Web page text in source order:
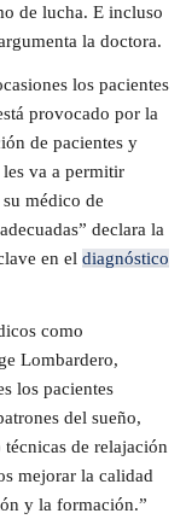
de lucha. E incluso
la doctora.
los pacientes
provocado por la
de pacientes y
va a permitir
médico de
declara la
en el diagnóstico
como
Lombardero,
los pacientes
del sueño,
técnicas de relajación
mejorar la calidad
y la formación.”